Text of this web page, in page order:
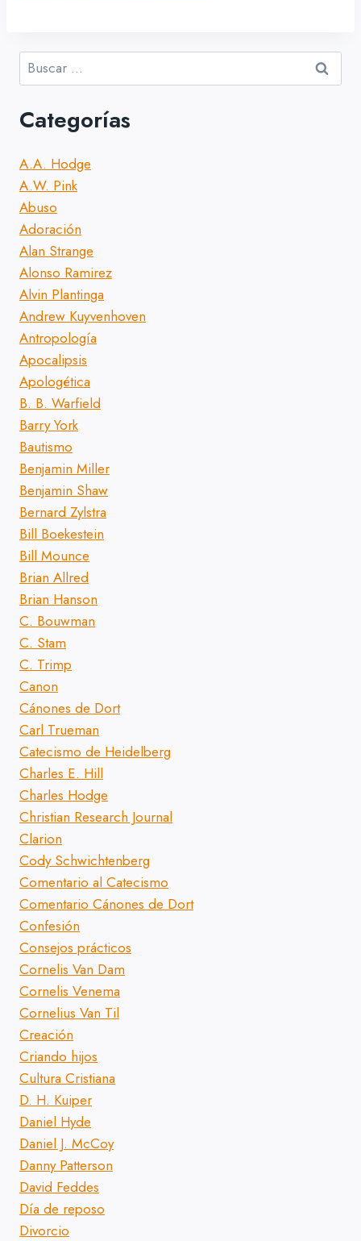
Buscar:
Categorías
A.A. Hodge
A.W. Pink
Abuso
Adoración
Alan Strange
Alonso Ramirez
Alvin Plantinga
Andrew Kuyvenhoven
Antropología
Apocalipsis
Apologética
B. B. Warfield
Barry York
Bautismo
Benjamin Miller
Benjamin Shaw
Bernard Zylstra
Bill Boekestein
Bill Mounce
Brian Allred
Brian Hanson
C. Bouwman
C. Stam
C. Trimp
Canon
Cánones de Dort
Carl Trueman
Catecismo de Heidelberg
Charles E. Hill
Charles Hodge
Christian Research Journal
Clarion
Cody Schwichtenberg
Comentario al Catecismo
Comentario Cánones de Dort
Confesión
Consejos prácticos
Cornelis Van Dam
Cornelis Venema
Cornelius Van Til
Creación
Criando hijos
Cultura Cristiana
D. H. Kuiper
Daniel Hyde
Daniel J. McCoy
Danny Patterson
David Feddes
Día de reposo
Divorcio